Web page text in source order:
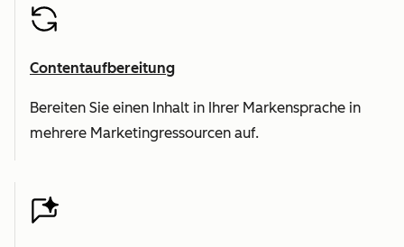
Contentaufbereitung
Bereiten Sie einen Inhalt in Ihrer Markensprache in
mehrere Marketingressourcen auf.